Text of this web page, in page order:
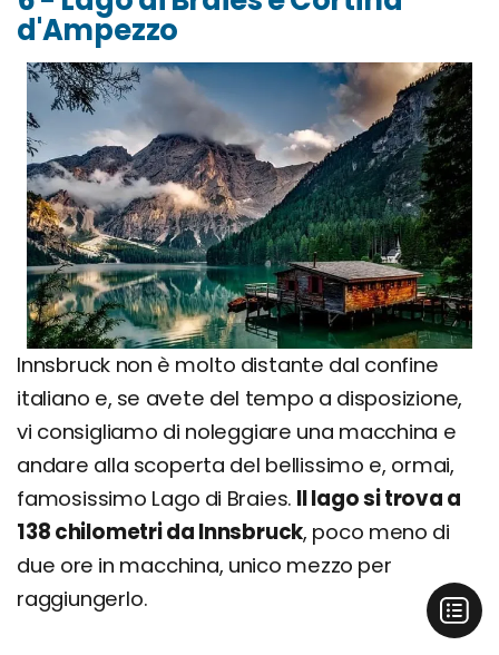
d'Ampezzo
Innsbruck non è molto distante dal confine
italiano e, se avete del tempo a disposizione,
vi consigliamo di noleggiare una macchina e
andare alla scoperta del bellissimo e, ormai,
famosissimo Lago di Braies. Il lago si trova a
138 chilometri da Innsbruck, poco meno di
due ore in macchina, unico mezzo per
raggiungerlo.